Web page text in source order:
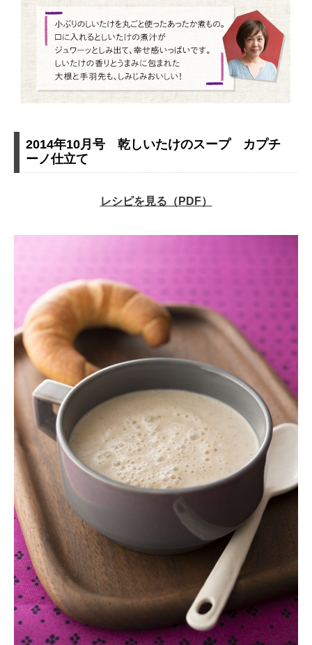
2014年10月号 乾しいたけのスープ カプチ
ーノ仕立て
レシピを見る（PDF）